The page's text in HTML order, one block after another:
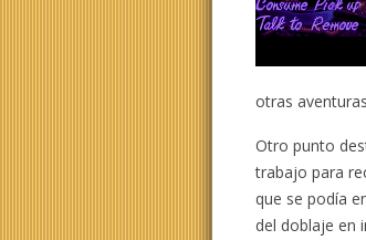
otras
Otro punto
trabajo para
que se podía
del doblaje en